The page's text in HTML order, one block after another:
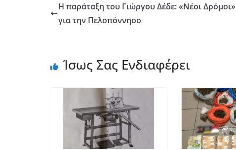
Η παράταξη του Γιώργου Δέδε: «Νέοι Δρόμοι»
για την Πελοπόννησο
Ίσως Σας Ενδιαφέρει